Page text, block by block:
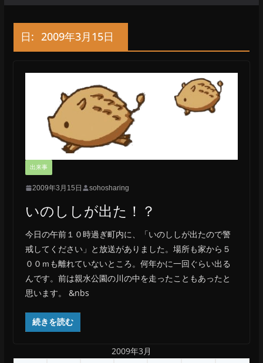
日: 2009年3月15日
出来事
2009年3月15日 sohosharing
いのししが出た！？
今日の午前１０時過ぎ町内に、「いのししが出たので警
戒してください」と放送がありました。場所も家から５
００ｍも離れていないところ。何年かに一回ぐらい出る
んです。前は親水公園の川の中を走ったこともあったと
思います。 &nbs
続きを読む
2009年3月